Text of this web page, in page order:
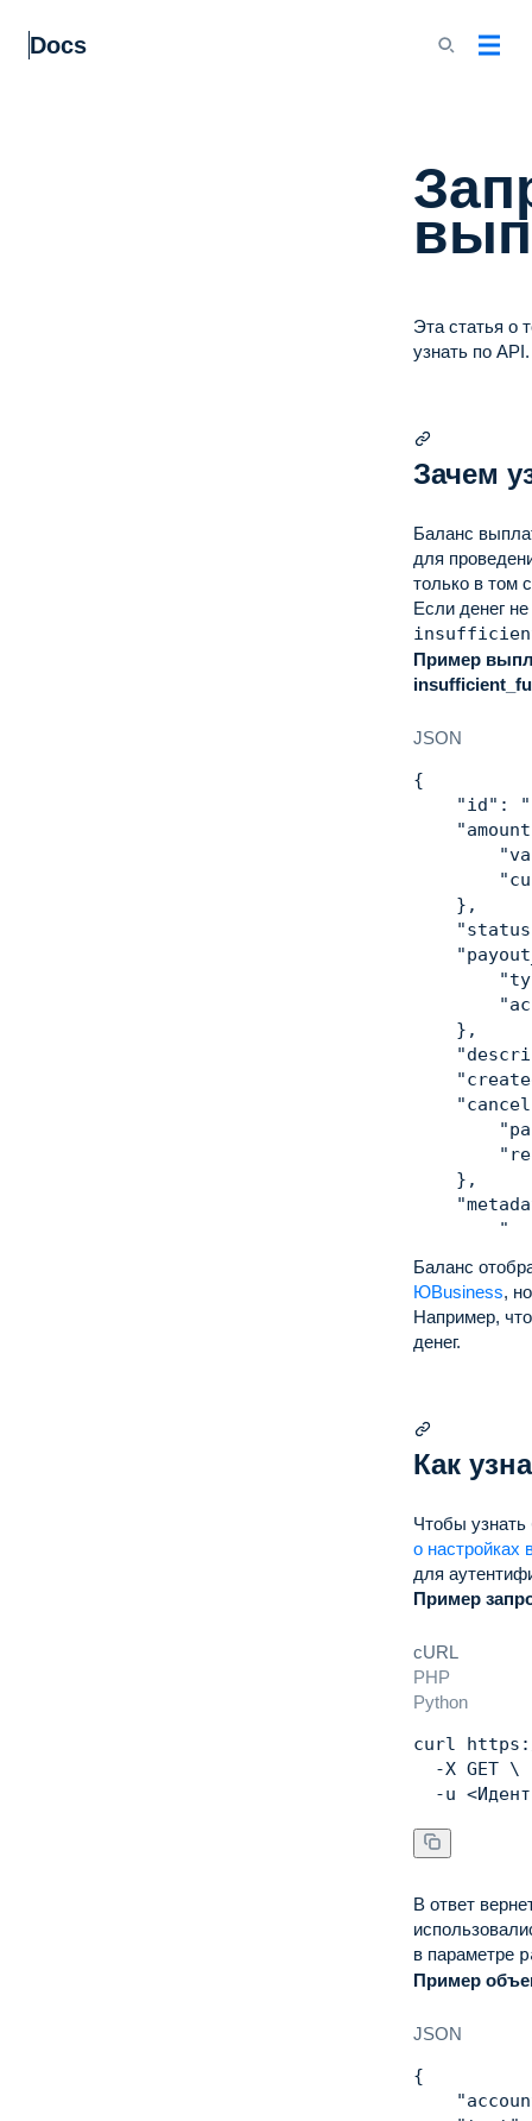
Docs
Эта статья о
узнать по API.
Зачем
Баланс
для
только в том
Если денег
Пример
JSON
{
"id" :
} ,
} ,
} ,
"test":
}
Баланс
ЮBusiness,
Например,
денег.
Как
Чтобы
о настройках
для
Пример
cURL
PHP
Python
curl
  -X GET
\
  -u
<
В ответ
в параметре
Пример
JSON
{